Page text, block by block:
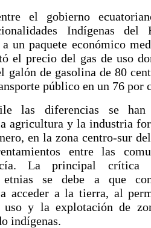
el gobierno
Indígenas del
un paquete económico
el precio del gas de uso
galón de gasolina de 80
público en un 76 por
las diferencias se han
agricultura y la industria
en la zona centro-sur
entre las
La principal crítica
etnias se debe a que
acceder a la tierra, al
uso y la explotación de
indígenas.